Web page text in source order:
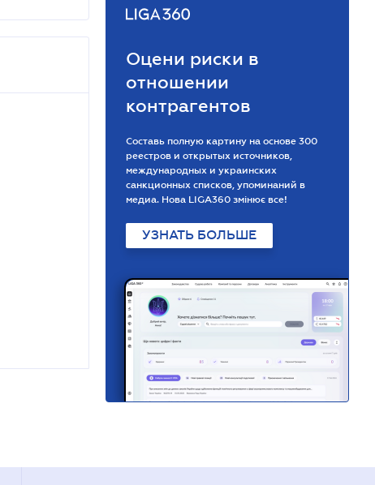
Оцени риски в
отношении
контрагентов
Составь полную картину на основе 300
реестров и открытых источников,
международных и украинских
санкционных списков, упоминаний в
медиа. Нова LIGA360 змінює все!
УЗНАТЬ БОЛЬШЕ